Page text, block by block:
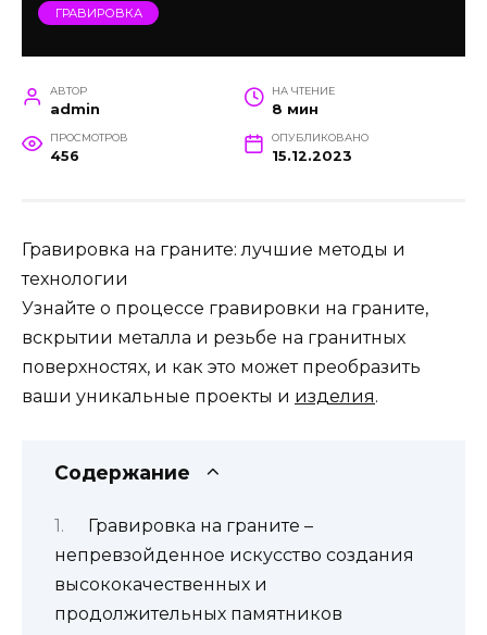
ГРАВИРОВКА
АВТОР
admin
НА ЧТЕНИЕ
8 мин
ПРОСМОТРОВ
456
ОПУБЛИКОВАНО
15.12.2023
Гравировка на граните: лучшие методы и
технологии
Узнайте о процессе гравировки на граните,
вскрытии металла и резьбе на гранитных
поверхностях, и как это может преобразить
ваши уникальные проекты и изделия.
Содержание
Гравировка на граните –
непревзойденное искусство создания
высококачественных и
продолжительных памятников